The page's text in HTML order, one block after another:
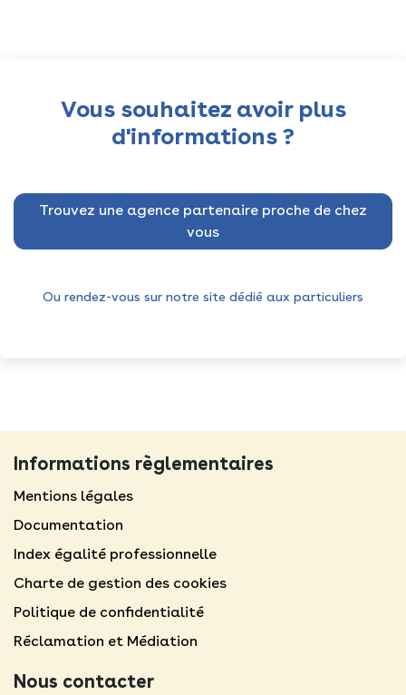
Vous souhaitez avoir plus
d'informations ?
Trouvez une agence partenaire proche de chez
vous
Ou rendez-vous sur notre site dédié aux particuliers
Informations règlementaires
Mentions légales​
Documentation
Index égalité professionnelle
Charte de gestion des cookies
Politique de confidentialité
Réclamation et Médiation
Nous contacter